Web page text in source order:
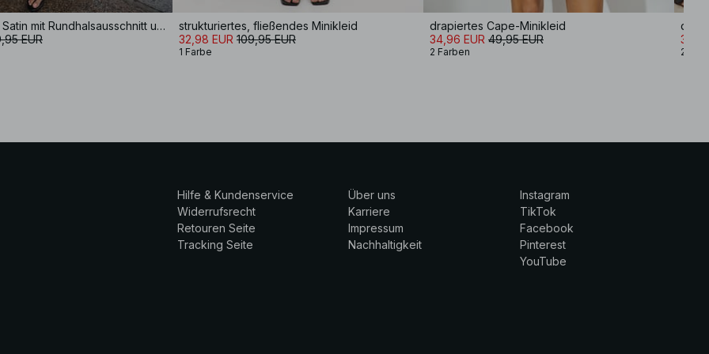
Maxikleid aus Satin mit Rundhalsausschnitt und Tuch
EUR
strukturiertes, fließendes Minikleid
32,98 EUR 109,95 EUR
1 Farbe
drapiertes Cape-Minikleid
34,96 EUR 49,95 EUR
2 Farben 2
Hilfe & Kundenservice
Widerrufsrecht
Retouren Seite
Tracking Seite
Über uns
Karriere
Impressum
Nachhaltigkeit
Instagram
TikTok
Facebook
Pinterest
YouTube